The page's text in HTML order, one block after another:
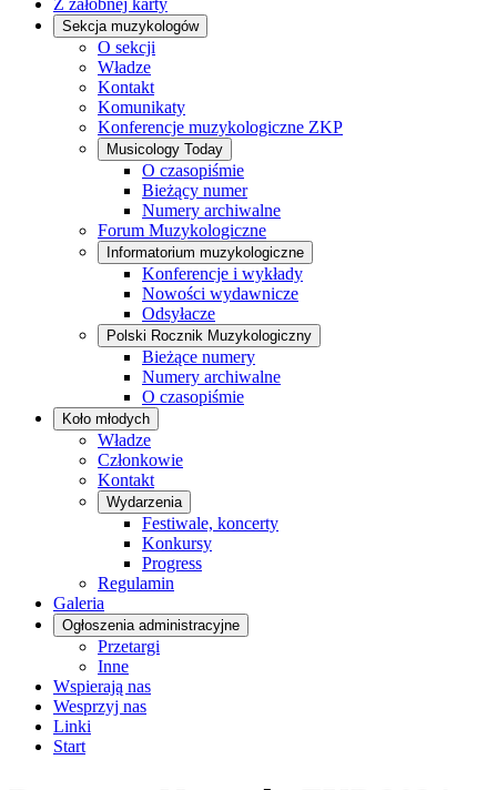
Z żałobnej karty
Sekcja muzykologów
O sekcji
Władze
Kontakt
Komunikaty
Konferencje muzykologiczne ZKP
Musicology Today
O czasopiśmie
Bieżący numer
Numery archiwalne
Forum Muzykologiczne
Informatorium muzykologiczne
Konferencje i wykłady
Nowości wydawnicze
Odsyłacze
Polski Rocznik Muzykologiczny
Bieżące numery
Numery archiwalne
O czasopiśmie
Koło młodych
Władze
Członkowie
Kontakt
Wydarzenia
Festiwale, koncerty
Konkursy
Progress
Regulamin
Galeria
Ogłoszenia administracyjne
Przetargi
Inne
Wspierają nas
Wesprzyj nas
Linki
Start